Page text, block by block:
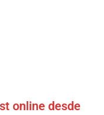
online desde